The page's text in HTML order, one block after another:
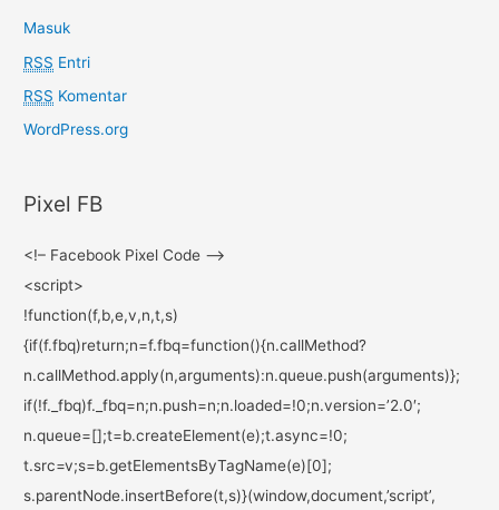
Masuk
RSS Entri
RSS Komentar
WordPress.org
Pixel FB
<!– Facebook Pixel Code –>
<script>
!function(f,b,e,v,n,t,s)
{if(f.fbq)return;n=f.fbq=function(){n.callMethod?
n.callMethod.apply(n,arguments):n.queue.push(arguments)};
if(!f._fbq)f._fbq=n;n.push=n;n.loaded=!0;n.version=’2.0′;
n.queue=[];t=b.createElement(e);t.async=!0;
t.src=v;s=b.getElementsByTagName(e)[0];
s.parentNode.insertBefore(t,s)}(window,document,’script’,